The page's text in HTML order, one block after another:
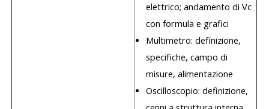
elettrico; andamento di Vc
con formula e grafici
Multimetro: definizione,
specifiche, campo di
misure, alimentazione
Oscilloscopio: definizione,